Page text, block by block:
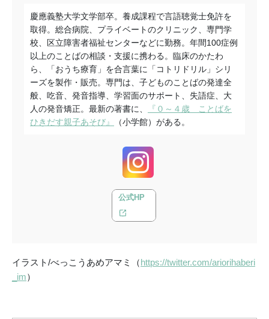
慶應義塾大学文学部卒。養成課程で言語聴覚士免許を
取得。総合病院、プライベートのクリニック、専門学
校、区立障害者福祉センターなどに勤務。年間100症例
以上のことばの相談・支援に携わる。臨床のかたわ
ら、「おうち療育」を合言葉に「コトリドリル」シリ
ーズを製作・販売。専門は、子どものことばの発達全
般、吃音、発音指導、学習面のサポート、失語症、大
人の発音矯正。最新の著書に、
『０～４歳 ことばを
ひきだす親子あそび』
（小学館）がある。
公式HP
イラスト/べっこうあめアマミ（https://twitter.com/ariorihaberi
_im）